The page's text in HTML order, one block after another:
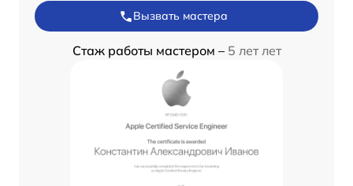
Вызвать мастера
Стаж работы мастером – 5 лет лет